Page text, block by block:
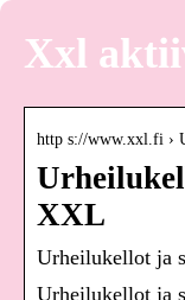
Xxl
http s://www.xxl.fi ›
XXL
Urheilukellot ja
Urheilukellot ja